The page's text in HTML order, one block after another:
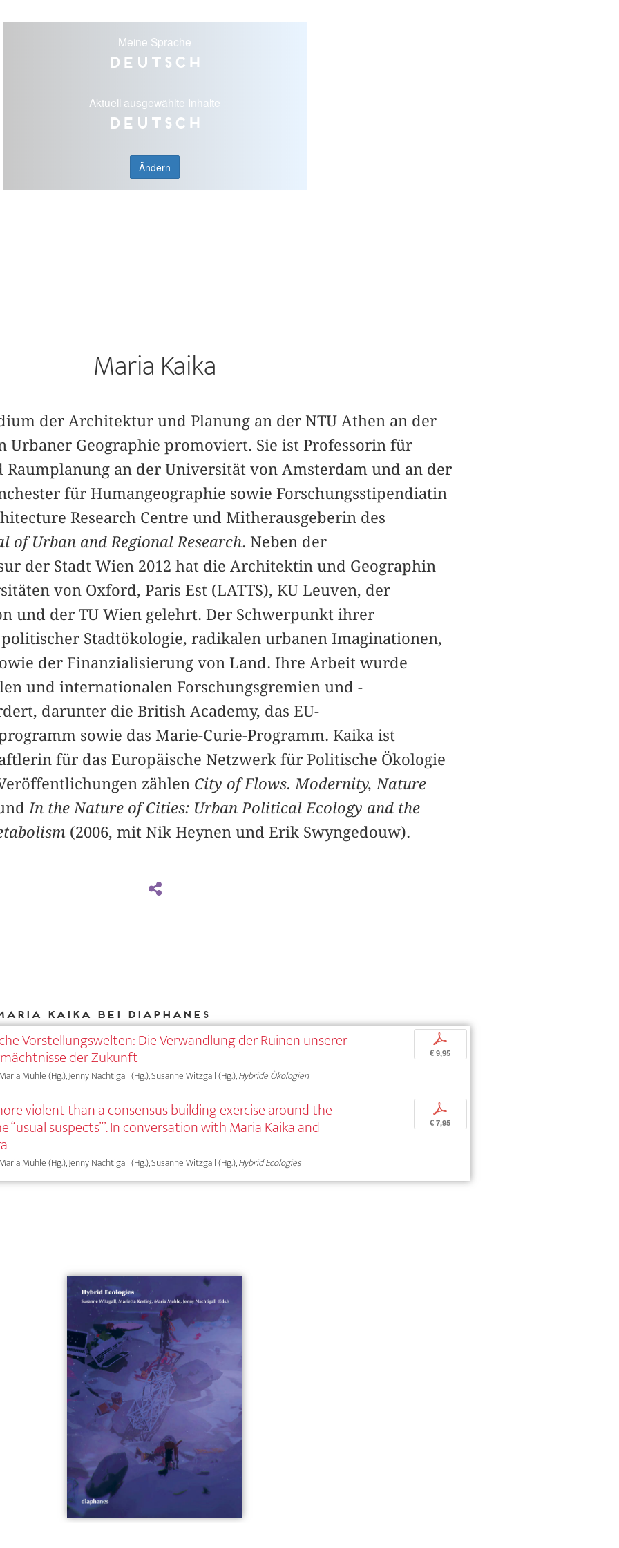
Meine Sprache
Deutsch
Aktuell ausgewählte Inhalte
Deutsch
Ändern
Maria Kaika
der Architektur und Planung an der NTU Athen an der
Urbaner Geographie promoviert. Sie ist Professorin für
Raumplanung an der Universität von Amsterdam und an der
für Humangeographie sowie Forschungsstipendiatin
Research Centre und Mitherausgeberin des
of Urban and Regional Research. Neben der
der Stadt Wien 2012 hat die Architektin und Geographin
von Oxford, Paris Est (LATTS), KU Leuven, der
und der TU Wien gelehrt. Der Schwerpunkt ihrer
Stadtökologie, radikalen urbanen Imaginationen,
der Finanzialisierung von Land. Ihre Arbeit wurde
und internationalen Forschungsgremien und -
darunter die British Academy, das EU-
sowie das Marie-Curie-Programm. Kaika ist
für das Europäische Netzwerk für Politische Ökologie
zählen City of Flows. Modernity, Nature
In the Nature of Cities: Urban Political Ecology and the
(2006, mit Nik Heynen und Erik Swyngedouw).
Kaika bei DIAPHANES
Vorstellungswelten: Die Verwandlung der Ruinen unserer
der Zukunft
Muhle (Hg.), Jenny Nachtigall (Hg.), Susanne Witzgall (Hg.),Hybride Ökologien
p
€ 9,95
violent than a consensus building exercise around the
suspects”’. In conversation with Maria Kaika and
Muhle (Hg.), Jenny Nachtigall (Hg.), Susanne Witzgall (Hg.),Hybrid Ecologies
p
€ 7,95